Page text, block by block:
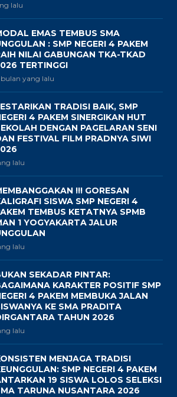
lalu
EMAS TEMBUS SMA
: SMP NEGERI 4 PAKEM
NILAI GABUNGAN TKA-TKAD
TERTINGGI
yang lalu
TRADISI BAIK, SMP
4 PAKEM SINERGIKAN HUT
DENGAN PAGELARAN SENI
FESTIVAL FILM PRADNYA SIWI
lalu
!!! GORESAN
SISWA SMP NEGERI 4
TEMBUS KETATNYA SPMB
1 YOGYAKARTA JALUR
lalu
SEKADAR PINTAR:
KARAKTER POSITIF SMP
4 PAKEM MEMBUKA JALAN
KE SMA PRADITA
TAHUN 2026
lalu
MENJAGA TRADISI
SMP NEGERI 4 PAKEM
19 SISWA LOLOS SELEKSI
TARUNA NUSANTARA 2026